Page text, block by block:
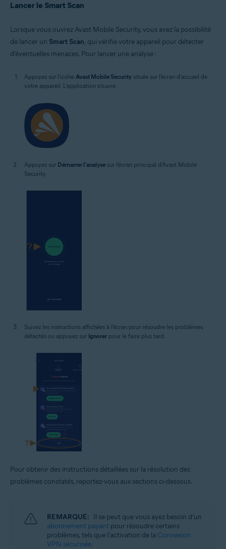
Lancer le Smart Scan
Lorsque vous ouvrez Avast Mobile Security, vous avez la possibilité
de lancer un Smart Scan, qui vérifie votre appareil pour détecter
d'éventuelles menaces. Pour lancer une analyse :
Appuyez sur l'icône Avast Mobile Security située sur l'écran d'accueil de
votre appareil. L’application s’ouvre.
Appuyez sur Démarrer l'analyse sur l'écran principal d'Avast Mobile
Security.
Suivez les instructions affichées à l'écran pour résoudre les problèmes
détectés ou appuyez sur Ignorer pour le faire plus tard.
Pour obtenir des instructions détaillées sur la résolution des
problèmes constatés, reportez-vous aux sections ci-dessous.
REMARQUE: Il se peut que vous ayez besoin d’un
abonnement payant pour résoudre certains
problèmes, tels que l’activation de la Connexion
VPN sécurisée.